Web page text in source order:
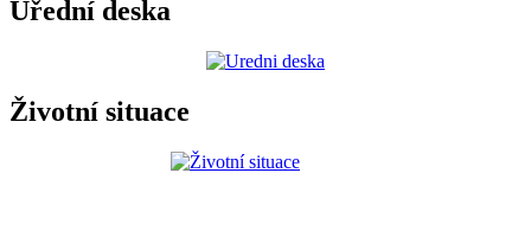
Úřední deska
Životní situace